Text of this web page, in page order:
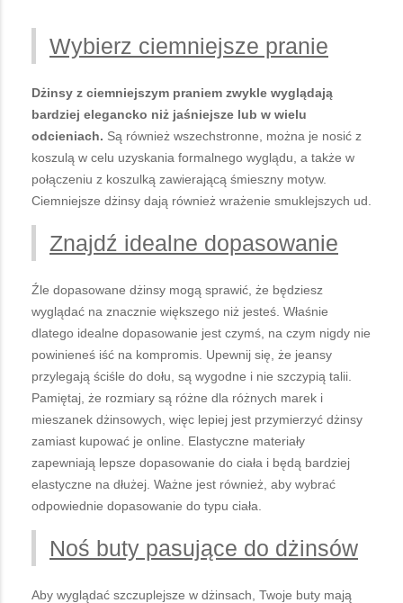
Wybierz ciemniejsze pranie
Dżinsy z ciemniejszym praniem zwykle wyglądają
bardziej elegancko niż jaśniejsze lub w wielu
odcieniach. Są również wszechstronne, można je nosić z
koszulą w celu uzyskania formalnego wyglądu, a także w
połączeniu z koszulką zawierającą śmieszny motyw.
Ciemniejsze dżinsy dają również wrażenie smuklejszych ud.
Znajdź idealne dopasowanie
Źle dopasowane dżinsy mogą sprawić, że będziesz
wyglądać na znacznie większego niż jesteś. Właśnie
dlatego idealne dopasowanie jest czymś, na czym nigdy nie
powinieneś iść na kompromis. Upewnij się, że jeansy
przylegają ściśle do dołu, są wygodne i nie szczypią talii.
Pamiętaj, że rozmiary są różne dla różnych marek i
mieszanek dżinsowych, więc lepiej jest przymierzyć dżinsy
zamiast kupować je online. Elastyczne materiały
zapewniają lepsze dopasowanie do ciała i będą bardziej
elastyczne na dłużej. Ważne jest również, aby wybrać
odpowiednie dopasowanie do typu ciała.
Noś buty pasujące do dżinsów
Aby wyglądać szczuplejsze w dżinsach, Twoje buty mają